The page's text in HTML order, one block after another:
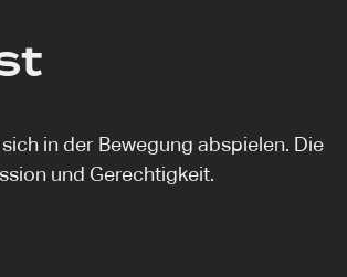
in der Bewegung abspielen. Die
und Gerechtigkeit.